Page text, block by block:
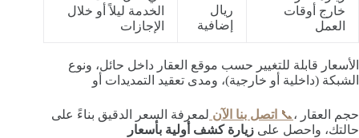
خارج أوقات
العمل
ريال
إضافية
الخدمة ليلاً أو خلال
الإجازات
الأسعار قابلة للتغيير حسب موقع العقار داخل حائل، ونوع
الشبكة (داخلية أو خارجية)، ومدى تعقيد التمديدات أو
حجم العقار ،📞 اتصل بنا الآن لمعرفة السعر الدقيق بناءً على
حالتك، واحصل على زيارة كشف أولية بأسعار